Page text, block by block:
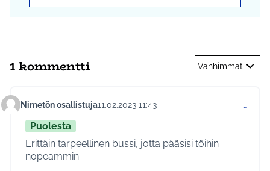
1 kommentti Vanhimmat
Kommentti 831
Nimetön osallistuja11.02.2023 11:43 …
Puolesta
Erittäin tarpeellinen bussi, jotta pääsisi töihin
nopeammin.